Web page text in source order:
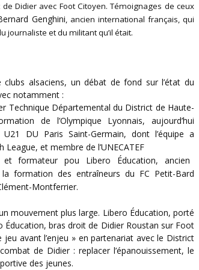
Didier avec Foot Citoyen. Témoignages de ceux
Genghini, ancien international français, qui
journaliste et du militant qu’il était.
notamment :
Technique Départemental du District de Haute-
de l’Olympique Lyonnais, aujourd’hui
DU Paris Saint-Germain, dont l’équipe a
et membre de l’UNECATEF
et formateur pou Libero Éducation, ancien
formation des entraîneurs du FC Petit-Bard
Montferrier.
bras droit de Didier Roustan sur Foot
avant l’enjeu » en partenariat avec le District
de Didier : replacer l’épanouissement, le
des jeunes.